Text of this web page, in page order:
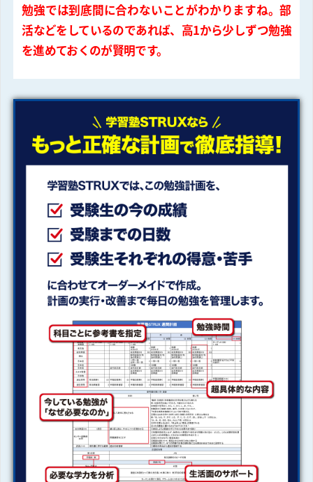
勉強では到底間に合わないことがわかりますね。部
活などをしているのであれば、高1から少しずつ勉強
を進めておくのが賢明です。